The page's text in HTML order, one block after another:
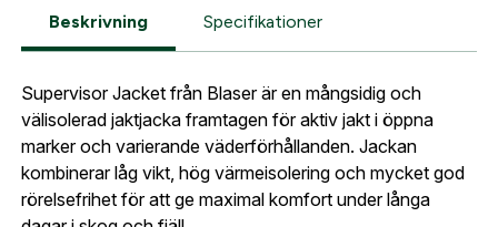
Beskrivning Specifikationer
Supervisor Jacket från Blaser är en mångsidig och
välisolerad jaktjacka framtagen för aktiv jakt i öppna
marker och varierande väderförhållanden. Jackan
kombinerar låg vikt, hög värmeisolering och mycket god
rörelsefrihet för att ge maximal komfort under långa
E-postadress:
Lösenord:*
Glömt lösenord?
Postnummer:*
Fyll i din e-post adress nedan så kontaktar vi dig
sortiment.
Blaser Supervisor Jacka Huntec M
E-post adress